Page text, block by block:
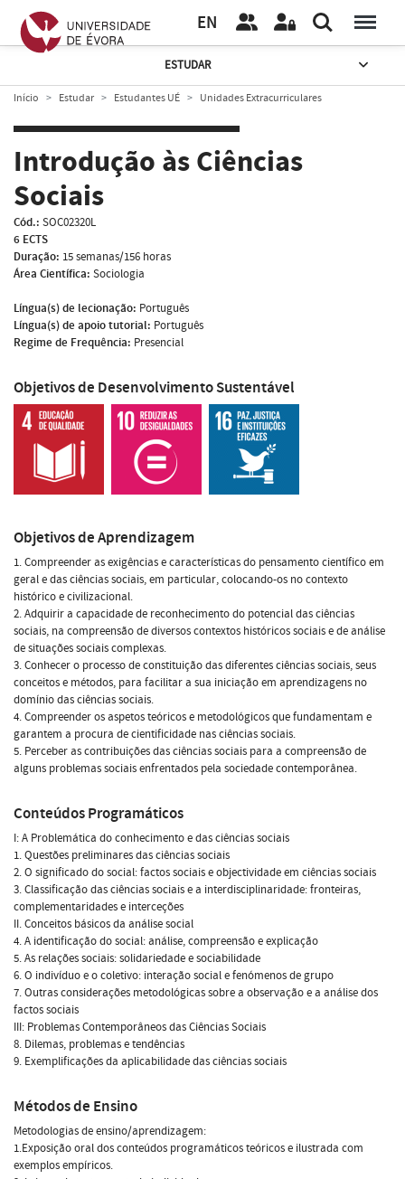
EN
ESTUDAR
Início Estudar Estudantes UÉ Unidades Extracurriculares
Introdução às Ciências
Sociais
Cód.: SOC02320L
6 ECTS
Duração: 15 semanas/156 horas
Área Científica: Sociologia
Língua(s) de lecionação: Português
Língua(s) de apoio tutorial: Português
Regime de Frequência: Presencial
Objetivos de Desenvolvimento Sustentável
Objetivos de Aprendizagem
1. Compreender as exigências e características do pensamento científico em
geral e das ciências sociais, em particular, colocando-os no contexto
histórico e civilizacional.
2. Adquirir a capacidade de reconhecimento do potencial das ciências
sociais, na compreensão de diversos contextos históricos sociais e de análise
de situações sociais complexas.
3. Conhecer o processo de constituição das diferentes ciências sociais, seus
conceitos e métodos, para facilitar a sua iniciação em aprendizagens no
domínio das ciências sociais.
4. Compreender os aspetos teóricos e metodológicos que fundamentam e
garantem a procura de cientificidade nas ciências sociais.
5. Perceber as contribuições das ciências sociais para a compreensão de
alguns problemas sociais enfrentados pela sociedade contemporânea.
Conteúdos Programáticos
I: A Problemática do conhecimento e das ciências sociais
1. Questões preliminares das ciências sociais
2. O significado do social: factos sociais e objectividade em ciências sociais
3. Classificação das ciências sociais e a interdisciplinaridade: fronteiras,
complementaridades e interceções
II. Conceitos básicos da análise social
4. A identificação do social: análise, compreensão e explicação
5. As relações sociais: solidariedade e sociabilidade
6. O indivíduo e o coletivo: interação social e fenómenos de grupo
7. Outras considerações metodológicas sobre a observação e a análise dos
factos sociais
III: Problemas Contemporâneos das Ciências Sociais
8. Dilemas, problemas e tendências
9. Exemplificações da aplicabilidade das ciências sociais
Métodos de Ensino
Metodologias de ensino/aprendizagem:
1.Exposição oral dos conteúdos programáticos teóricos e ilustrada com
exemplos empíricos.